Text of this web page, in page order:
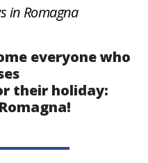
in Romagna
everyone who
their holiday: